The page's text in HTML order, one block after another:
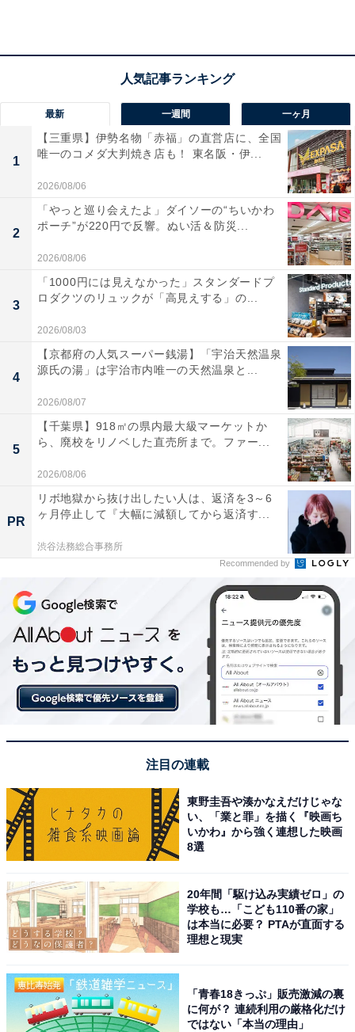
もう一つは、亀田製菓の直売所が発祥説。店番をしてい
た創業者の妻が瓶詰の柿の種とピーナツが並んでいるの
を見て、一緒に食べてみたらおいしかったので商品化し
どちらにしても、記念日である10月10日が「0」をピー
ナツに見立てていることからも分かる通り、もはや亀田
の柿の種にとって、ピーナツはなくてはならない存在で
しょう。
柿の種とピーナツの黄金比率は？
亀田製菓がピーナツ入り柿の種を発売開始したのは1966
年ですが、当時の柿の種とピーナツの比率は「7対3」で
した。
当時は高級品だったピーナツをもっと食べたいという要
た「6対4」に再変更。その後、長らく続いてきました。
しかし、2019年に亀田製菓自ら「当たり前を疑え！国民
のうち29.5％を獲得して「7対3」が1位になりました。
この結果を受け、2020年6月から実際に柿の種の比率が
「7対3」に変更され現在に至っています。
定番でありながら進化を続ける亀田の柿の種。この機会
に食べてみてはいかがでしょうか。
最新 一週間 一ヶ月
1
【三重県】伊勢名物「赤福」の直営店に、全国
唯一のコメダ大判焼き店も！ 東名阪・伊...
2026/08/06
2
「やっと巡り会えたよ」ダイソーの“ちいかわ
ポーチ”が220円で反響。ぬい活＆防災...
2026/08/06
3
「1000円には見えなかった」スタンダードプ
ロダクツのリュックが「高見えする」の...
2026/08/03
4
【京都府の人気スーパー銭湯】「宇治天然温泉
源氏の湯」は宇治市内唯一の天然温泉と...
2026/08/07
5
【千葉県】918㎡の県内最大級マーケットか
ら、廃校をリノベした直売所まで。ファー...
2026/08/06
PR
リボ地獄から抜け出したい人は、返済を3～6
ヶ月停止して『大幅に減額してから返済す...
渋谷法務総合事務所
Recommended by
注目の連載
東野圭吾や湊かなえだけじゃな
い、「業と罪」を描く『映画ち
いかわ』から強く連想した映画
8選
20年間「駆け込み実績ゼロ」の
学校も…「こども110番の家」
は本当に必要？ PTAが直面する
理想と現実
「青春18きっぷ」販売激減の裏
に何が？ 連続利用の厳格化だけ
ではない「本当の理由」